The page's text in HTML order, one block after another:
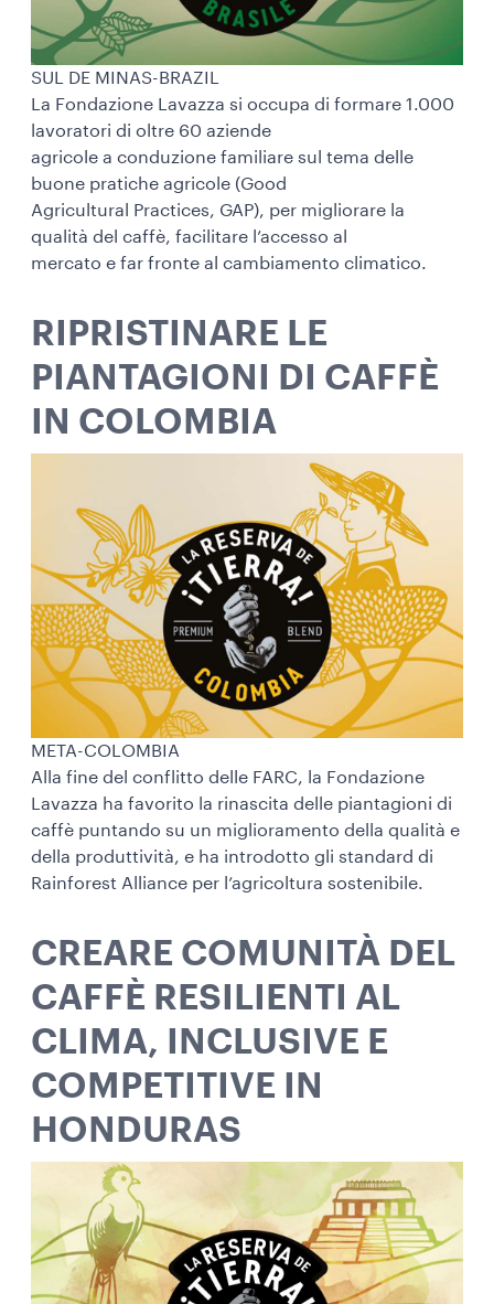
SUL DE MINAS-BRAZIL
La Fondazione Lavazza si occupa di formare 1.000
lavoratori di oltre 60 aziende
agricole a conduzione familiare sul tema delle
buone pratiche agricole (Good
Agricultural Practices, GAP), per migliorare la
qualità del caffè, facilitare l’accesso al
mercato e far fronte al cambiamento climatico.
RIPRISTINARE LE
PIANTAGIONI DI CAFFÈ
IN COLOMBIA
META-COLOMBIA
Alla fine del conflitto delle FARC, la Fondazione
Lavazza ha favorito la rinascita delle piantagioni di
caffè puntando su un miglioramento della qualità e
della produttività, e ha introdotto gli standard di
Rainforest Alliance per l’agricoltura sostenibile.
CREARE COMUNITÀ DEL
CAFFÈ RESILIENTI AL
CLIMA, INCLUSIVE E
COMPETITIVE IN
HONDURAS